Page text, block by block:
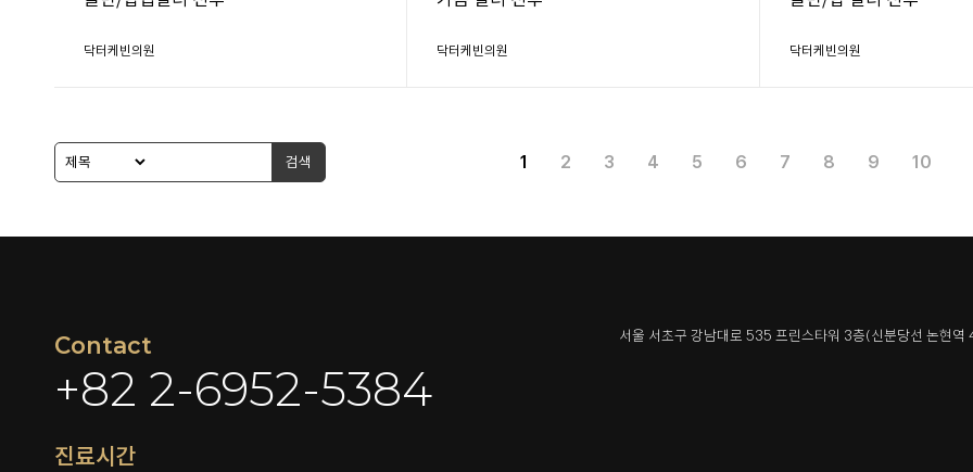
닥터케빈의원 닥터케빈의원 닥터케빈의원
검색 1 2 3 4 5 6 7 8 9 10
Contact
+82 2-6952-5384
진료시간
서울 서초구 강남대로 535 프린스타워 3층(신분당선 논현역